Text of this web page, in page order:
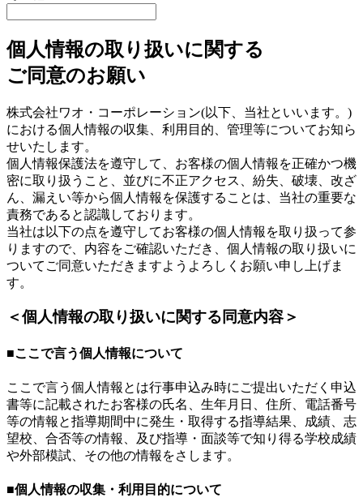
個人情報の取り扱いに関する
ご同意のお願い
株式会社ワオ・コーポレーション(以下、当社といいます。)
における個人情報の収集、利用目的、管理等についてお知ら
せいたします。
個人情報保護法を遵守して、お客様の個人情報を正確かつ機
密に取り扱うこと、並びに不正アクセス、紛失、破壊、改ざ
ん、漏えい等から個人情報を保護することは、当社の重要な
責務であると認識しております。
当社は以下の点を遵守してお客様の個人情報を取り扱って参
りますので、内容をご確認いただき、個人情報の取り扱いに
ついてご同意いただきますようよろしくお願い申し上げま
す。
＜個人情報の取り扱いに関する同意内容＞
■ここで言う個人情報について
ここで言う個人情報とは行事申込み時にご提出いただく申込
書等に記載されたお客様の氏名、生年月日、住所、電話番号
等の情報と指導期間中に発生・取得する指導結果、成績、志
望校、合否等の情報、及び指導・面談等で知り得る学校成績
や外部模試、その他の情報をさします。
■個人情報の収集・利用目的について